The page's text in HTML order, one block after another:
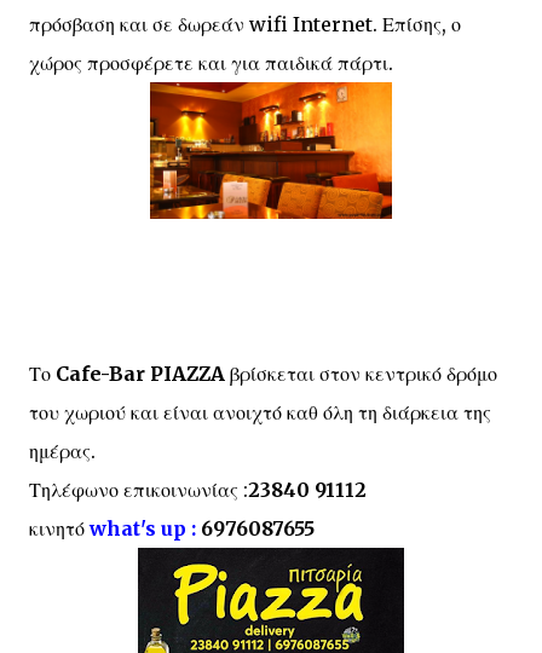
πρόσβαση και σε δωρεάν wifi Internet. Επίσης, ο
χώρος προσφέρετε και για παιδικά πάρτι.
Το Cafe-Bar PIAZZA βρίσκεται στον κεντρικό δρόμο
του χωριού και είναι ανοιχτό καθ όλη τη διάρκεια της
ημέρας.
Τηλέφωνο επικοινωνίας :23840 91112
κινητόwhat's up : 6976087655